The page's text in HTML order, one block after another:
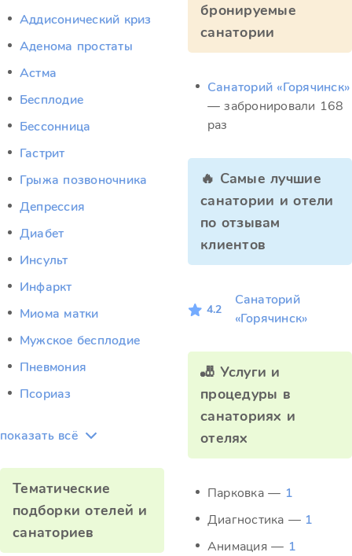
Аддисонический криз
Аденома простаты
Астма
Бесплодие
Бессонница
Гастрит
Грыжа позвоночника
Депрессия
Диабет
Инсульт
Инфаркт
Миома матки
Мужское бесплодие
Пневмония
Псориаз
показать всё
Тематические
подборки отелей и
санаториев
бронируемые
санатории
Санаторий «Горячинск»
— забронировали 168
раз
🔥 Самые лучшие
санатории и отели
по отзывам
клиентов
4.2
Санаторий
«Горячинск»
🎳 Услуги и
процедуры в
санаториях и
отелях
Парковка — 1
Диагностика — 1
Анимация — 1